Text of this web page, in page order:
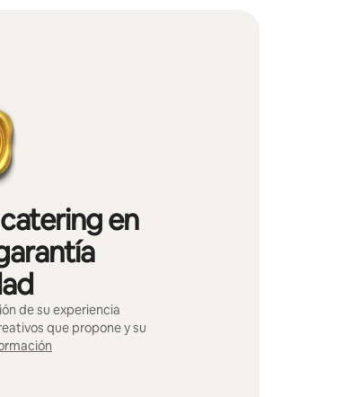
en
de su experiencia
que propone y su